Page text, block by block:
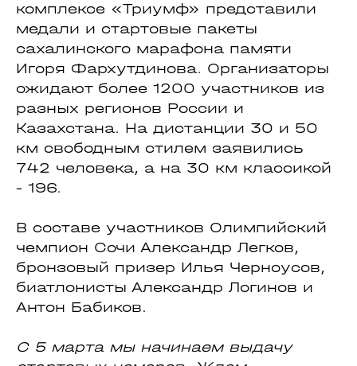
комплексе «Триумф» представили
медали и стартовые пакеты
сахалинского марафона памяти
Игоря Фархутдинова. Организаторы
ожидают более 1200 участников из
разных регионов России и
Казахстана. На дистанции 30 и 50
км свободным стилем заявились
742 человека, а на 30 км классикой
- 196.
В составе участников Олимпийский
чемпион Сочи Александр Легков,
бронзовый призер Илья Черноусов,
биатлонисты Александр Логинов и
Антон Бабиков.
С 5 марта мы начинаем выдачу